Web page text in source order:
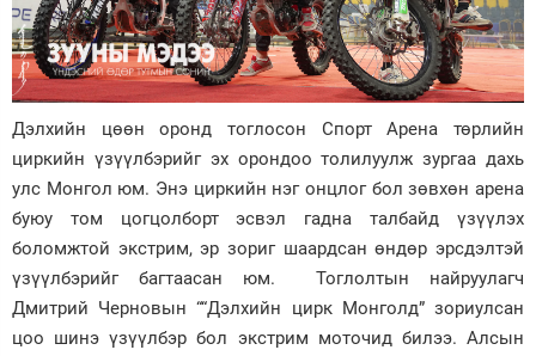
Дэлхийн цөөн оронд тоглосон Спорт Арена төрлийн
циркийн үзүүлбэрийг эх орондоо толилуулж зургаа дахь
улс Монгол юм. Энэ циркийн нэг онцлог бол зөвхөн арена
буюу том цогцолборт эсвэл гадна талбайд үзүүлэх
боломжтой экстрим, эр зориг шаардсан өндөр эрсдэлтэй
үзүүлбэрийг багтаасан юм. Тоглолтын найруулагч
Дмитрий Черновын ““Дэлхийн цирк Монголд” зориулсан
цоо шинэ үзүүлбэр бол экстрим моточид билээ. Алсын